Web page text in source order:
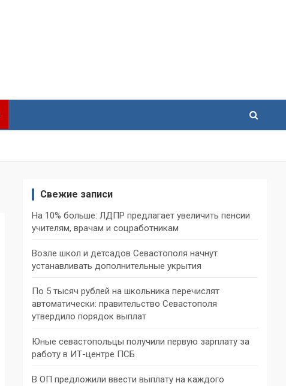
Свежие записи
На 10% больше: ЛДПР предлагает увеличить пенсии
учителям, врачам и соцработникам
Возле школ и детсадов Севастополя начнут
устанавливать дополнительные укрытия
По 5 тысяч рублей на школьника перечислят
автоматически: правительство Севастополя
утвердило порядок выплат
Юные севастопольцы получили первую зарплату за
работу в ИТ-центре ПСБ
В ОП предложили ввести выплату на каждого